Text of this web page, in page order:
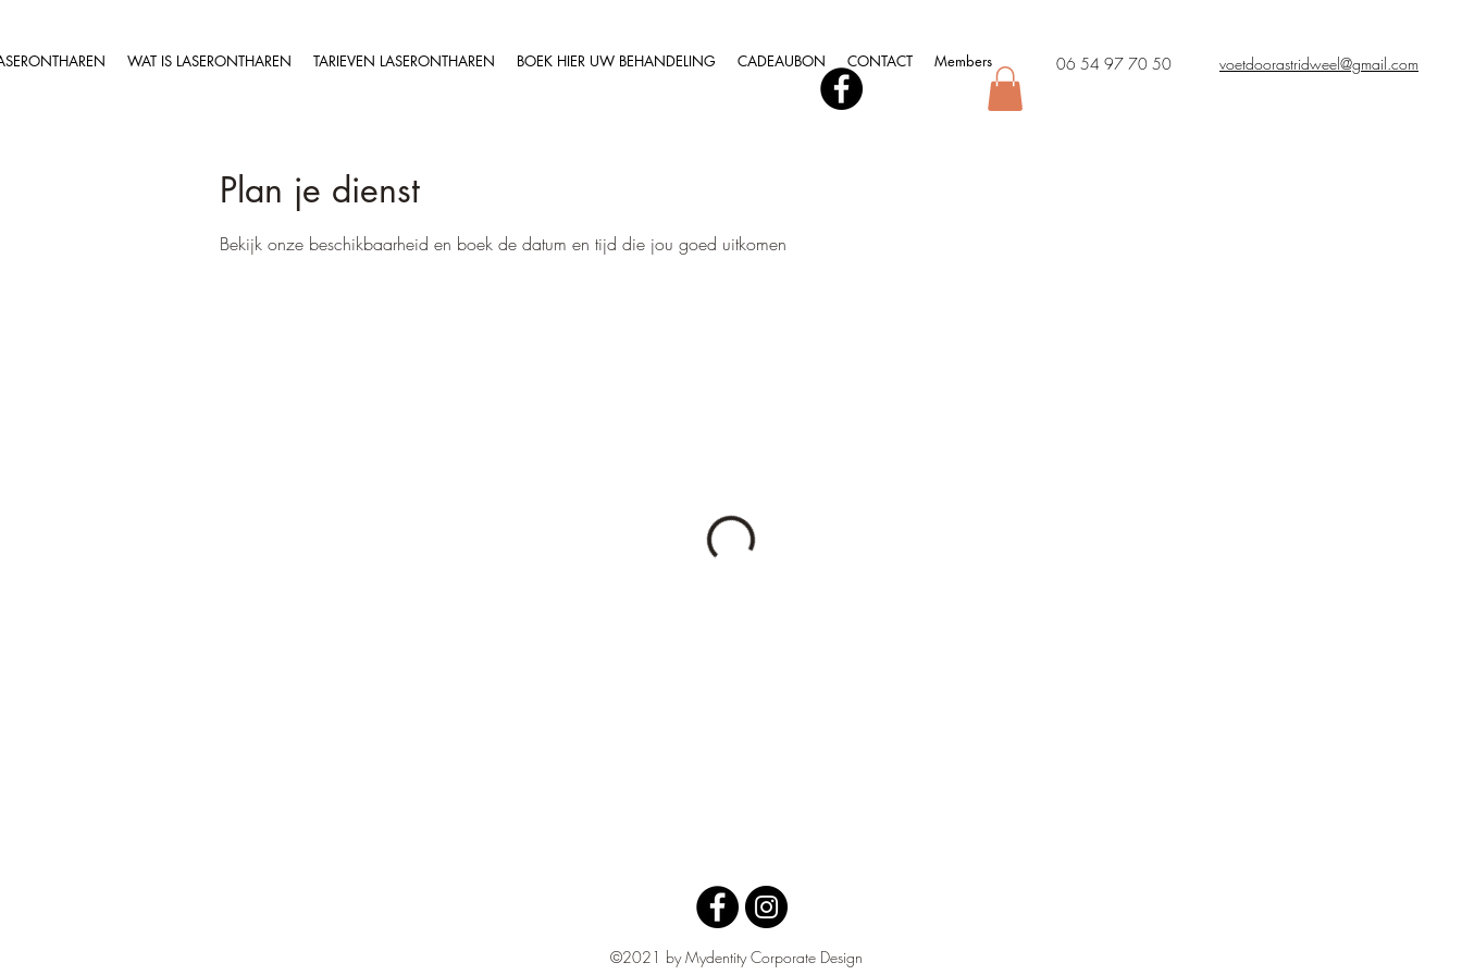
WAT IS LASERONTHAREN TARIEVEN LASERONTHAREN BOEK HIER UW BEHANDELING CADEAUBON CONTACT Members 06 54 97 70 50 voetdoorastridweel@gmail.com
Plan je dienst
Bekijk onze beschikbaarheid en boek de datum en tijd die jou goed uitkomen
©2021 by Mydentity Corporate Design